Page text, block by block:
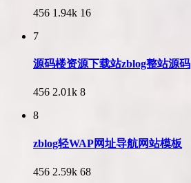
456 1.94k 16
7
源码楼资源下载站zblog整站源码
456 2.01k 8
8
zblog轻WAP网址导航网站模板
456 2.59k 68